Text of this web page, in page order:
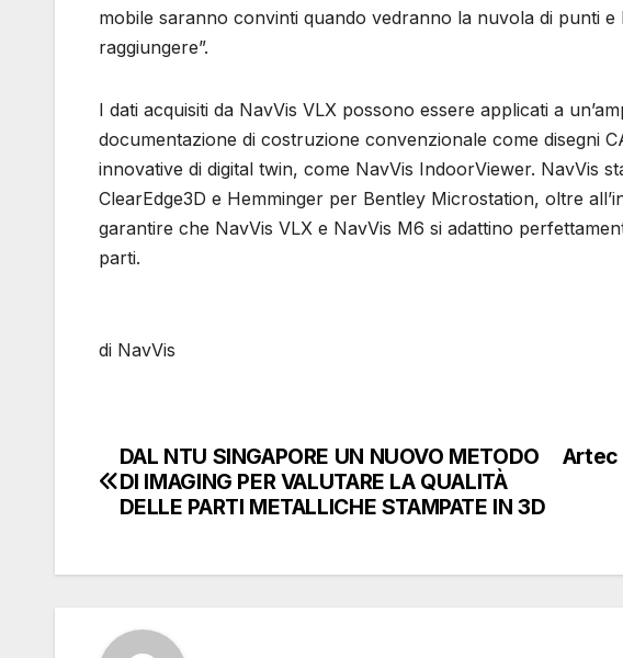
mobile saranno convinti quando vedranno la nuvola di punti
raggiungere”.
I dati acquisiti da NavVis VLX possono essere applicati a
documentazione di costruzione convenzionale come disegni
innovative di digital twin, come NavVis IndoorViewer. NavVis
ClearEdge3D e Hemminger per Bentley Microstation, oltre
garantire che NavVis VLX e NavVis M6 si adattino
parti.
di NavVis
Navigazione
articoli
Artec
DAL NTU SINGAPORE UN NUOVO METODO
DI IMAGING PER VALUTARE LA QUALITÀ
DELLE PARTI METALLICHE STAMPATE IN 3D